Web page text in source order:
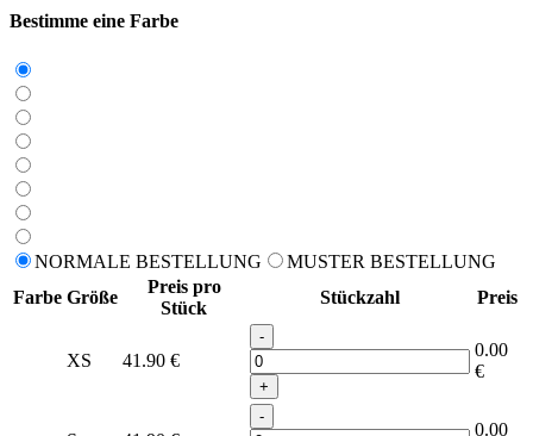
Bestimme eine Farbe
NORMALE BESTELLUNG
MUSTER BESTELLUNG
Farbe Größe
Preis pro
Stück
Stückzahl Preis
XS 41.90 €
-
+
0.00
€
-
0.00